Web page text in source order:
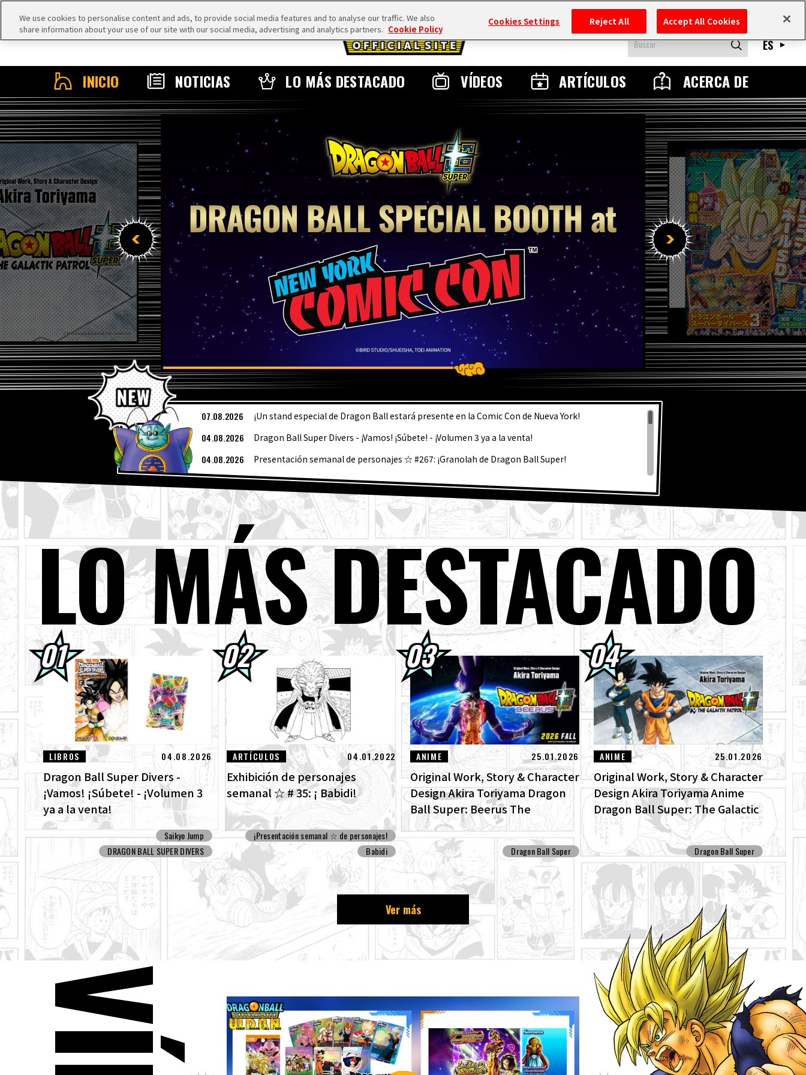
INICIO NOTICIAS LO MÁS DESTACADO VÍDEOS ARTÍCULOS ACERCA DE
ES
ÚLTIMAS
07.08.2026 ¡Un stand especial de Dragon Ball estará presente en la Comic Con de Nueva York!
04.08.2026 Dragon Ball Super Divers - ¡Vamos! ¡Súbete! - ¡Volumen 3 ya a la venta!
04.08.2026 Presentación semanal de personajes ☆ #267: ¡Granolah de Dragon Ball Super!
04.08.2026
¡Ya está a la venta la edición de septiembre de Saikyo Jump! ¡Descubre la fabulosa portada
de Dragon Ball SD y todos los divertidos extras!
03.08.2026 [3 de agosto] ¡Noticias semanales de Dragon Ball !
03.08.2026 ¡Super Saiyan Goku se une a la serie BLOOD OF SAIYANS !
01.08.2026
¡Los packs de avance de Dragon Ball Super Divers: La Batalla de los Saiyajin ya están a la
venta!
30.07.2026
DRAGON BALL: ¡Sparking! ¡Llega el nuevo DLC NEO de ZERO que rompe todos los límites!
¡Mira las imágenes de las nuevas características!
30.07.2026
[¡Entrevista con Hironobu Kageyama!] ¡Ya está disponible el Tema musical "ZERO" de
DRAGON BALL: Sparking! ZERO para el nuevo DLC NEO!
29.07.2026
[#101] Toyotarou intentó dibujar: ¡Un cierto personaje que luchó contra el God of
Destruction Beerus!
LO MÁS DESTACADO
LIBROS 04.08.2026
Dragon Ball Super Divers -
¡Vamos! ¡Súbete! - ¡Volumen 3
ya a la venta!
Saikyo Jump
DRAGON BALL SUPER DIVERS
ARTÍCULOS 04.01.2022
Exhibición de personajes
semanal ☆ # 35: ¡ Babidi!
¡Presentación semanal ☆ de personajes!
Babidi
ANIME 25.01.2026
Original Work, Story & Character
Design Akira Toriyama Dragon
Ball Super: Beerus The
ENHANCED edition of the anime
Dragon Ball Super begins anew!
Dragon Ball Super
ANIME 25.01.2026
Original Work, Story & Character
Design Akira Toriyama Anime
Dragon Ball Super: The Galactic
Patrol Set For Production!
Dragon Ball Super
Ver más
We use cookies to personalise content and ads, to provide social media features and to analyse our traffic. We also
share information about your use of our site with our social media, advertising and analytics partners. Cookie Policy
Cookies Settings Reject All Accept All Cookies